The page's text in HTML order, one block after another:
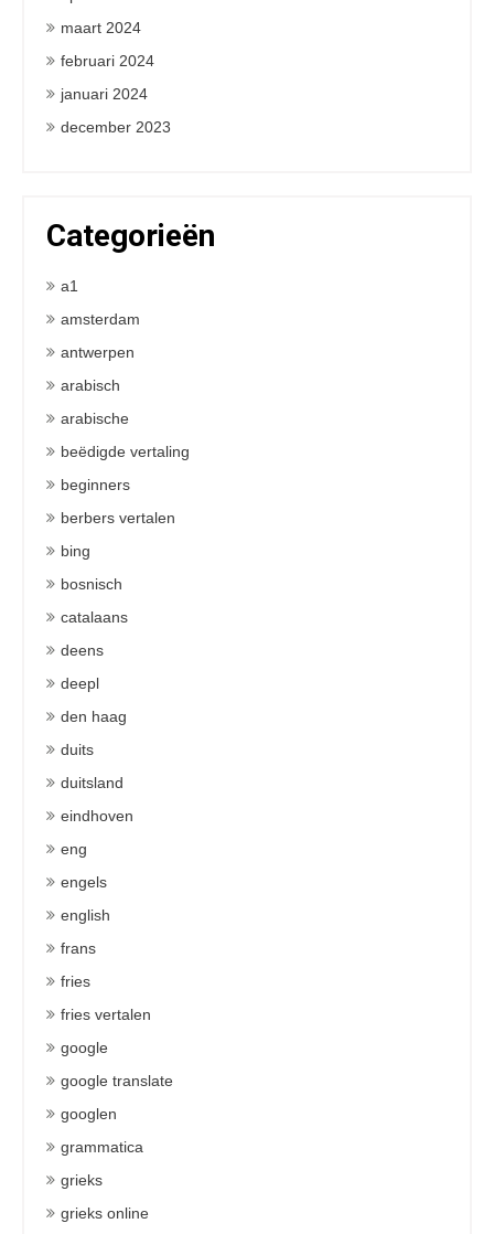
maart 2024
februari 2024
januari 2024
december 2023
Categorieën
a1
amsterdam
antwerpen
arabisch
arabische
beëdigde vertaling
beginners
berbers vertalen
bing
bosnisch
catalaans
deens
deepl
den haag
duits
duitsland
eindhoven
eng
engels
english
frans
fries
fries vertalen
google
google translate
googlen
grammatica
grieks
grieks online